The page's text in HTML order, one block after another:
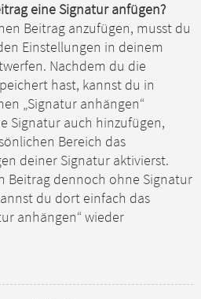
eine Signatur anfügen?
Beitrag anzufügen, musst du
Einstellungen in deinem
Nachdem du die
hast, kannst du in
„Signatur anhängen“
Signatur auch hinzufügen,
Bereich das
deiner Signatur aktivierst.
Beitrag dennoch ohne Signatur
du dort einfach das
anhängen“ wieder